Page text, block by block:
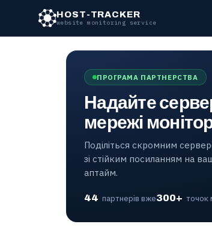
HOST-TRACKER
website monitoring service
ПРОГРАМА ПАРТНЕРСТВА
Надайте
мережі
Поділіться скромним
зі стійким посиланням на
аптайм.
44 партнерів вже300+ точок